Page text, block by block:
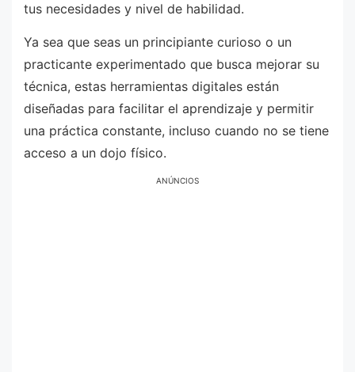
tus necesidades y nivel de habilidad.
Ya sea que seas un principiante curioso o un
practicante experimentado que busca mejorar su
técnica, estas herramientas digitales están
diseñadas para facilitar el aprendizaje y permitir
una práctica constante, incluso cuando no se tiene
acceso a un dojo físico.
ANÚNCIOS